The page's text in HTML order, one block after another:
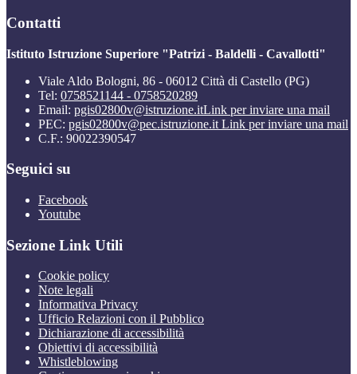
Contatti
Istituto Istruzione Superiore "Patrizi - Baldelli - Cavallotti"
Viale Aldo Bologni, 86 - 06012 Città di Castello (PG)
Tel: 0758521144 - 0758520289
Email: pgis02800v@istruzione.itLink per inviare una mail
PEC: pgis02800v@pec.istruzione.it Link per inviare una mail
C.F.: 90022390547
Seguici su
Facebook
Youtube
Sezione Link Utili
Cookie policy
Note legali
Informativa Privacy
Ufficio Relazioni con il Pubblico
Dichiarazione di accessibilità
Obiettivi di accessibilità
Whistleblowing